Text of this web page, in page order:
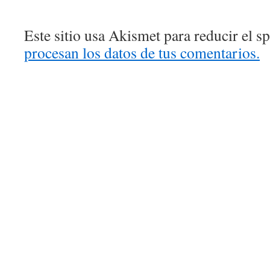
Este sitio usa Akismet para reducir el
procesan los datos de tus comentarios.